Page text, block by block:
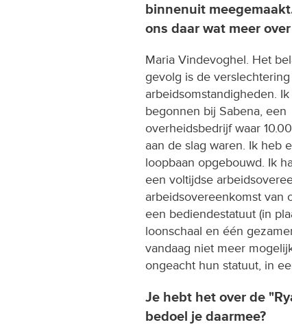
binnenuit
ons daar wat meer
Maria Vindevoghel. Het
gevolg is de
arbeidsomstandigheden.
begonnen bij Sabena, een
overheidsbedrijf waar
aan de slag waren. Ik heb
loopbaan opgebouwd. Ik
een voltijdse
arbeidsovereenkomst van
een bediendestatuut (in
loonschaal en één
vandaag niet meer
ongeacht hun statuut, in
Je hebt het over de
bedoel je daarmee?